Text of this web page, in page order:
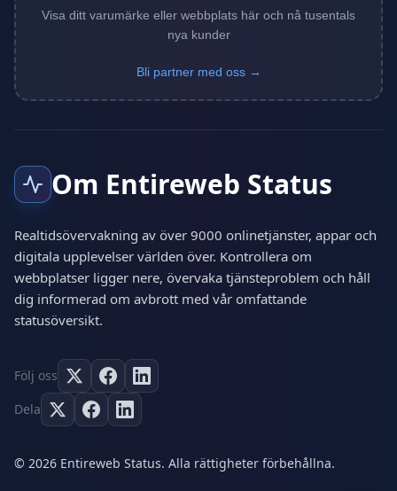
Visa ditt varumärke eller webbplats här och nå tusentals
nya kunder
Bli partner med oss →
Om Entireweb Status
Realtidsövervakning av över 9000 onlinetjänster, appar och
digitala upplevelser världen över. Kontrollera om
webbplatser ligger nere, övervaka tjänsteproblem och håll
dig informerad om avbrott med vår omfattande
statusöversikt.
Följ oss
Dela
© 2026 Entireweb Status. Alla rättigheter förbehållna.